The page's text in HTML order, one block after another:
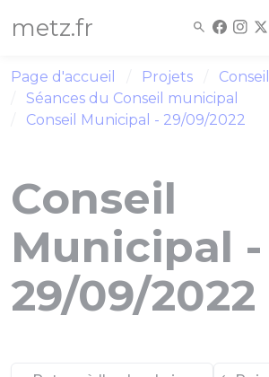
metz.fr
Page d'accueil Projets
Séances du Conseil municipal
Conseil Municipal - 29/09/2022
Conseil
Municipal -
29/09/2022